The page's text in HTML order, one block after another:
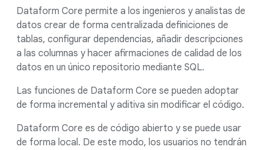
Dataform Core permite a los ingenieros y analistas de
datos crear de forma centralizada definiciones de
tablas, configurar dependencias, añadir descripciones
a las columnas y hacer afirmaciones de calidad de los
datos en un único repositorio mediante SQL.
Las funciones de Dataform Core se pueden adoptar
de forma incremental y aditiva sin modificar el código.
Dataform Core es de código abierto y se puede usar
de forma local. De este modo, los usuarios no tendrán